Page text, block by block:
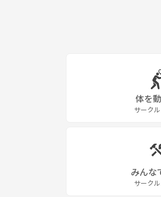
体を
サーク
みんな
サーク